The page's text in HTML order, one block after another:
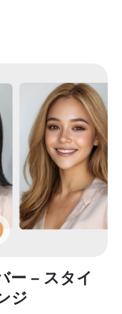
ー – スタイ
ジ